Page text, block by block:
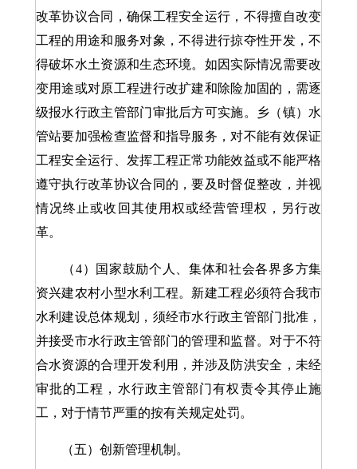
改革协议合同，确保工程安全运行，不得擅自改变
工程的用途和服务对象，不得进行掠夺性开发，不
得破坏水土资源和生态环境。如因实际情况需要改
变用途或对原工程进行改扩建和除险加固的，需逐
级报水行政主管部门审批后方可实施。乡（镇）水
管站要加强检查监督和指导服务，对不能有效保证
工程安全运行、发挥工程正常功能效益或不能严格
遵守执行改革协议合同的，要及时督促整改，并视
情况终止或收回其使用权或经营管理权，另行改
革。
（4）国家鼓励个人、集体和社会各界多方集
资兴建农村小型水利工程。新建工程必须符合我市
水利建设总体规划，须经市水行政主管部门批准，
并接受市水行政主管部门的管理和监督。对于不符
合水资源的合理开发利用，并涉及防洪安全，未经
审批的工程，水行政主管部门有权责令其停止施
工，对于情节严重的按有关规定处罚。
（五）创新管理机制。